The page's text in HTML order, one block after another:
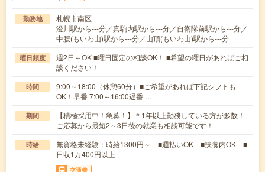
勤務地
札幌市南区
澄川駅から---分／真駒内駅から---分／自衛隊前駅から---分／
中腹(もいわ山)駅から---分／山頂(もいわ山)駅から---分
曜日頻度
週2日～OK ■曜日固定の相談OK！ ■希望の曜日があればご相
談ください！
時間
9:00～18:00（休憩60分）■ご希望があれば下記シフトも
OK！早番 7:00～16:00遅番 …
期間
【積極採用中！急募！】＊1年以上勤務している方が多数！
ご応募から最短2～3日後の就業も相談可能です！
時給
無資格未経験：時給1300円～ ■週払いOK ■扶養内OK ■
日収1万400円以上
交通費